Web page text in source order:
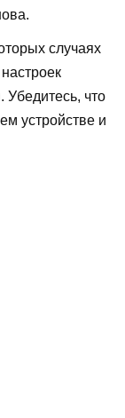
случаях
Убедитесь, что
устройстве и